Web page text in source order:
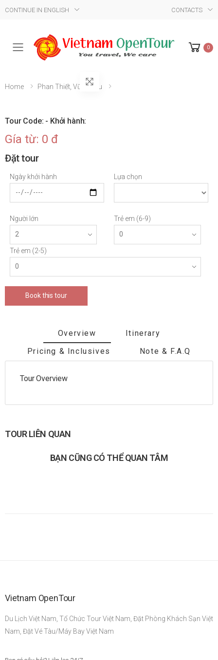
CONTINUE IN ENGLISH CONTACTS
Mobile Menu 0
Home Phan Thiết, Vũng Tàu
Tour Code: - Khởi hành:
Gía từ: 0 đ
Đặt tour
Ngày khởi hành Lựa chọn
Người lớn Trẻ em (6-9)
Trẻ em (2-5)
Book this tour
Overview
Itinerary
Pricing & Inclusives
Note & F.A.Q
Tour Overview
TOUR LIÊN QUAN
BẠN CŨNG CÓ THỂ QUAN TÂM
Vietnam OpenTour
Du Lịch Việt Nam, Tổ Chức Tour Việt Nam, Đặt Phòng Khách Sạn Việt
Nam, Đặt Vé Tàu/Máy Bay Việt Nam